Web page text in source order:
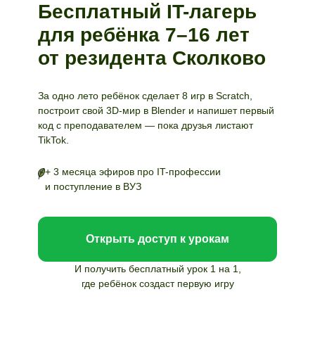
+ 3 месяца эфиров про IT-профессии
и поступление в ВУЗ
Открыть доступ к урокам
И получить бесплатный урок 1 на 1
где ребёнок создаст первую игру
За одно лето ребёнок сделает 8 игр в Scratch,
построит свой 3D-мир в Blender и напишет первый
код с преподавателем — пока друзья листают
TikTok.
Бесплатный IT-лагерь
для ребёнка 7–16 лет
от резидента Сколково